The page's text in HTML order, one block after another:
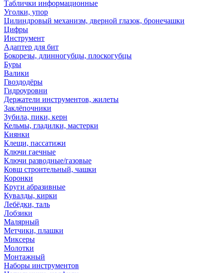
Таблички информационные
Уголки, упор
Цилиндровый механизм, дверной глазок, бронечашки
Цифры
Инструмент
Адаптер для бит
Бокорезы, длинногубцы, плоскогубцы
Буры
Валики
Гвоздодёры
Гидроуровни
Держатели инструментов, жилеты
Заклёпочники
Зубила, пики, керн
Кельмы, гладилки, мастерки
Киянки
Клещи, пассатижи
Ключи гаечные
Ключи разводные/газовые
Ковш строительный, чашки
Коронки
Круги абразивные
Кувалды, кирки
Лебёдки, таль
Лобзики
Малярный
Метчики, плашки
Миксеры
Молотки
Монтажный
Наборы инструментов